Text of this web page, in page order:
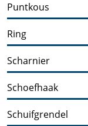
Puntkous
Ring
Scharnier
Schoefhaak
Schuifgrendel